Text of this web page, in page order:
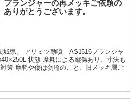
プランジャーの再メッキご依頼の
ありがとうございます。
城県。 アリミツ動噴 AS1516プランジャ
状態 摩耗による縦傷あり、寸法も
策 摩耗や傷は勿論のこと、旧メッキ層ご